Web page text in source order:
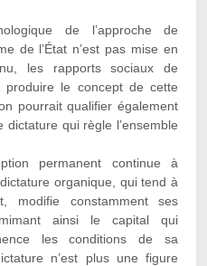
de l’approche de
de l’État n’est pas mise en
les rapports sociaux de
produire le concept de cette
pourrait qualifier également
qui règle l’ensemble
permanent continue à
organique, qui tend à
modifie constamment ses
mimant ainsi le capital qui
les conditions de sa
n’est plus une figure